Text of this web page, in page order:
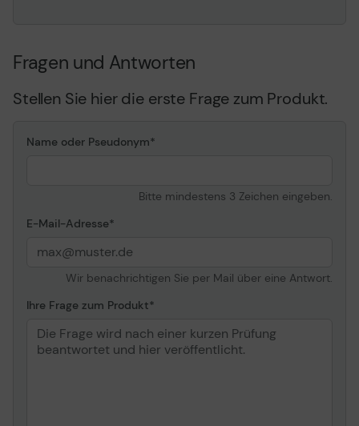
Fragen und Antworten
Stellen Sie hier die erste Frage zum Produkt.
Name oder Pseudonym
Bitte mindestens 3 Zeichen eingeben.
E-Mail-Adresse
Wir benachrichtigen Sie per Mail über eine Antwort.
Ihre Frage zum Produkt